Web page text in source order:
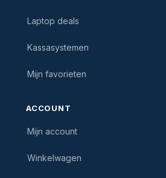
Laptop deals
Kassasystemen
Mijn favorieten
ACCOUNT
Mijn account
Winkelwagen